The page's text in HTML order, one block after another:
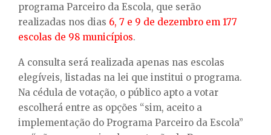
N
U
programa Parceiro da Escola, que serão
realizadas nos dias 6, 7 e 9 de dezembro em 177
escolas de 98 municípios.
A consulta será realizada apenas nas escolas
elegíveis, listadas na lei que institui o programa.
Na cédula de votação, o público apto a votar
escolherá entre as opções “sim, aceito a
implementação do Programa Parceiro da Escola”